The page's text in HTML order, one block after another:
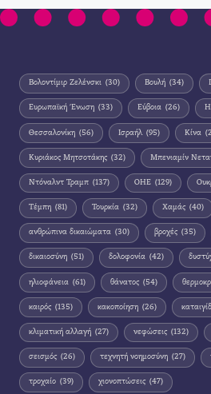
Βολοντίμιρ Ζελένσκι (30) Βουλή (34)
Ευρωπαϊκή Ένωση (33) Εύβοια (26)
Θεσσαλονίκη (56) Ισραήλ (95) Κίνα
Κυριάκος Μητσοτάκης (32) Μπενιαμίν
Ντόναλντ Τραμπ (137) ΟΗΕ (129)
Τέμπη (81) Τουρκία (32) Χαμάς (40)
ανθρώπινα δικαιώματα (30) βροχές (35)
δικαιοσύνη (51) δολοφονία (42)
ηλιοφάνεια (61) θάνατος (54)
καιρός (135) κακοποίηση (26)
κλιματική αλλαγή (27) νεφώσεις (132)
σεισμός (26) τεχνητή νοημοσύνη (27)
τροχαίο (39) χιονοπτώσεις (47)